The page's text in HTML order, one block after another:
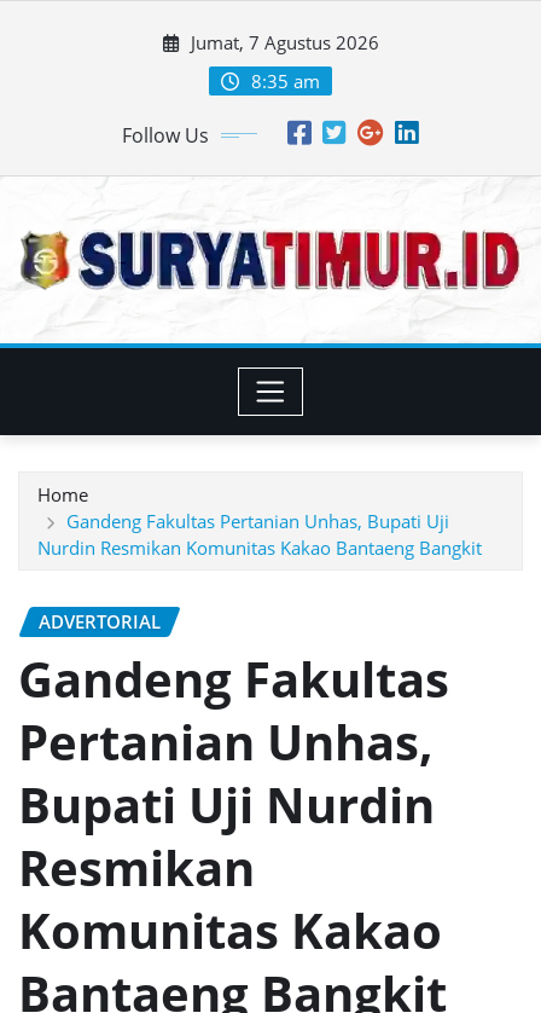
Jumat, 7 Agustus 2026
8:35 am
Follow Us
Home
Gandeng Fakultas Pertanian Unhas, Bupati Uji
Nurdin Resmikan Komunitas Kakao Bantaeng Bangkit
ADVERTORIAL
Gandeng Fakultas
Pertanian Unhas,
Bupati Uji Nurdin
Resmikan
Komunitas Kakao
Bantaeng Bangkit